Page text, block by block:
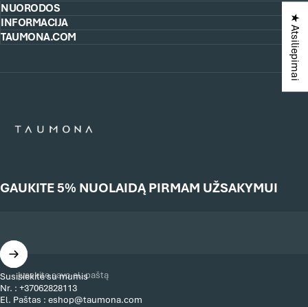
NUORODOS
INFORMACIJA
TAUMONA.COM
GAUKITE 5% NUOLAIDĄ PIRMAM UŽSAKYMUI
Įveskite savo el. paštą
Susisiekite su mumis
Nr. : +37062828113
El. Paštas : eshop@taumona.com
★ Atsiliepimai